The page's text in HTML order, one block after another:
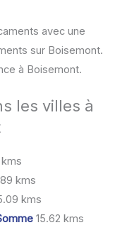
avec une
sur Boisemont.
à Boisemont.
les villes à
kms
kms
15.62 kms